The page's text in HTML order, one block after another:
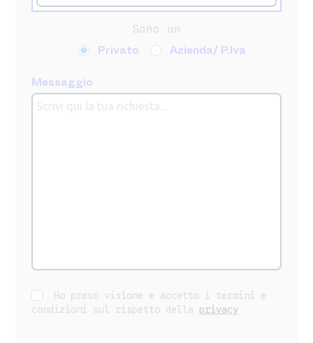
Sono un
Privato
Azienda/ P.Iva
Messaggio
Ho preso visione e accetto i termini e
condizioni sul rispetto della privacy